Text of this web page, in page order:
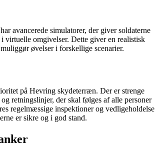
avancerede simulatorer, der giver soldaterne
virtuelle omgivelser. Dette giver en realistisk
øvelser i forskellige scenarier.
på Hevring skydeterræn. Der er strenge
retningslinjer, der skal følges af alle personer
regelmæssige inspektioner og vedligeholdelse
er sikre og i god stand.